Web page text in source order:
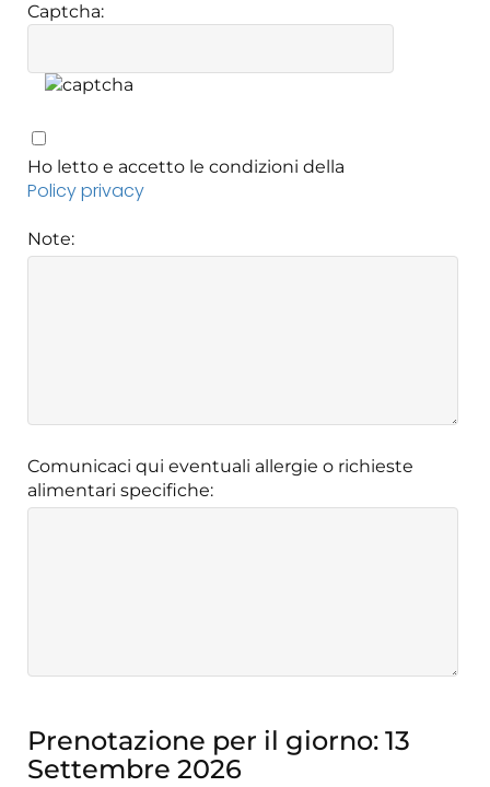
Captcha:
Ho letto e accetto le condizioni della
Policy privacy
Note:
Comunicaci qui eventuali allergie o richieste
alimentari specifiche:
Prenotazione per il giorno: 13
Settembre 2026